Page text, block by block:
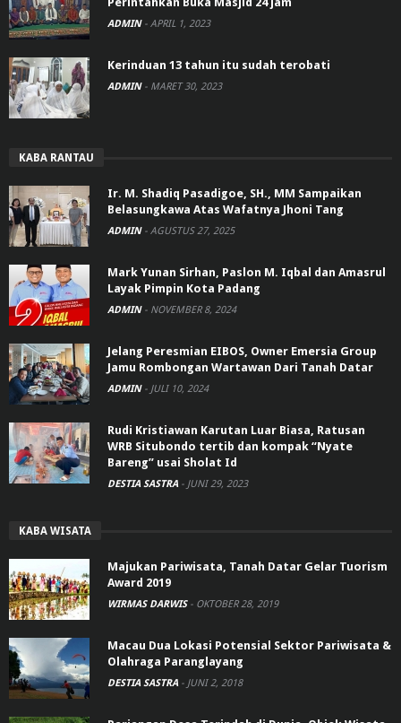
ADMIN - APRIL 1, 2023
Kerinduan 13 tahun itu sudah terobati
ADMIN - MARET 30, 2023
KABA RANTAU
Ir. M. Shadiq Pasadigoe, SH., MM Sampaikan
Belasungkawa Atas Wafatnya Jhoni Tang
ADMIN - AGUSTUS 27, 2025
Mark Yunan Sirhan, Paslon M. Iqbal dan Amasrul
Layak Pimpin Kota Padang
ADMIN - NOVEMBER 8, 2024
Jelang Peresmian EIBOS, Owner Emersia Group
Jamu Rombongan Wartawan Dari Tanah Datar
ADMIN - JULI 10, 2024
Rudi Kristiawan Karutan Luar Biasa, Ratusan
WRB Situbondo tertib dan kompak “Nyate
Bareng” usai Sholat Id
DESTIA SASTRA - JUNI 29, 2023
KABA WISATA
Majukan Pariwisata, Tanah Datar Gelar Tuorism
Award 2019
WIRMAS DARWIS - OKTOBER 28, 2019
Macau Dua Lokasi Potensial Sektor Pariwisata &
Olahraga Paranglayang
DESTIA SASTRA - JUNI 2, 2018